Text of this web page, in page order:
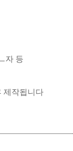
자 등
제작됩니다